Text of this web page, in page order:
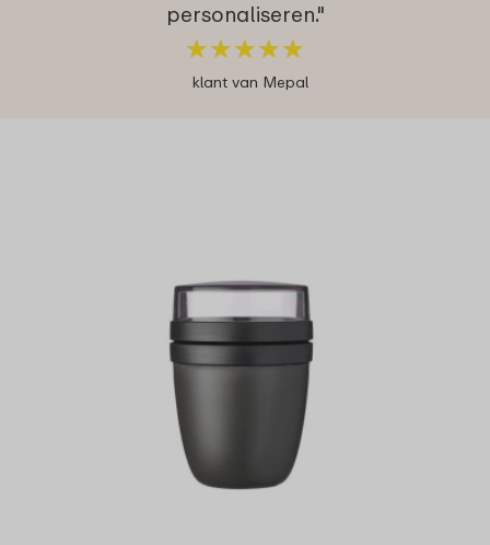
personaliseren."
★★★★★
★★★★★
klant van Mepal